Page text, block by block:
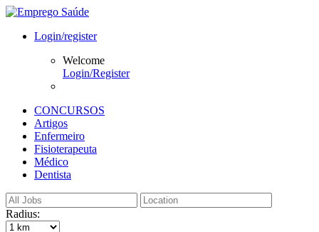
Login/register
Welcome
Login/Register
CONCURSOS
Artigos
Enfermeiro
Fisioterapeuta
Médico
Dentista
Radius: